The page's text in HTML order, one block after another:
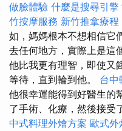
做臉體驗 什麼是搜尋引擎
竹按摩服務 新竹推拿療程
如，媽媽根本不想相信它
去任何地方，實際上是這
他比我更有理智，即使又
等待，直到輪到他。 台中
他很幸運能得到好醫生的
了手術、化療，然後接受
中式料理外燴方案 歐式外